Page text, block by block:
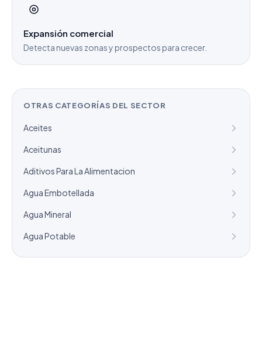
Expansión comercial
Detecta nuevas zonas y prospectos para crecer.
OTRAS CATEGORÍAS DEL SECTOR
Aceites
Aceitunas
Aditivos Para La Alimentacion
Agua Embotellada
Agua Mineral
Agua Potable